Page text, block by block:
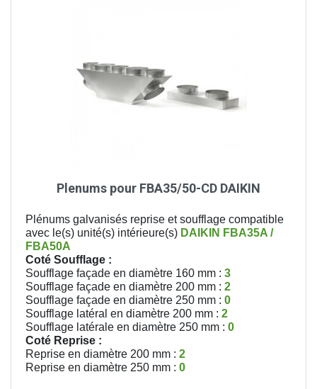
Plenums pour FBA35/50-CD DAIKIN
Plénums galvanisés reprise et soufflage compatible
avec le(s) unité(s) intérieure(s) DAIKIN FBA35A /
FBA50A
Coté Soufflage :
Soufflage façade en diamètre 160 mm : 3
Soufflage façade en diamètre 200 mm : 2
Soufflage façade en diamètre 250 mm : 0
Soufflage latéral en diamètre 200 mm : 2
Soufflage latérale en diamètre 250 mm : 0
Coté Reprise :
Reprise en diamètre 200 mm : 2
Reprise en diamètre 250 mm : 0